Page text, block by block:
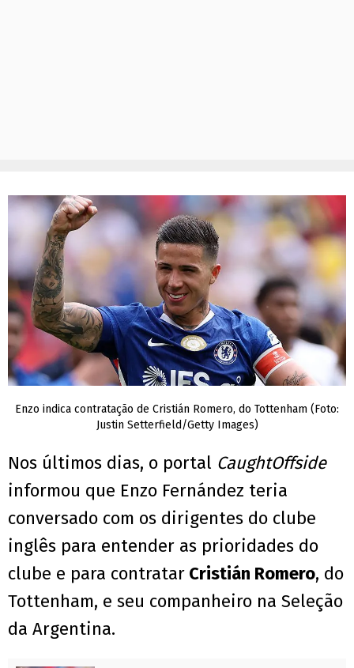
Enzo indica contratação de Cristián Romero, do Tottenham (Foto:
Justin Setterfield/Getty Images)
Nos últimos dias, o portal CaughtOffside
informou que Enzo Fernández teria
conversado com os dirigentes do clube
inglês para entender as prioridades do
clube e para contratar Cristián Romero, do
Tottenham, e seu companheiro na Seleção
da Argentina.